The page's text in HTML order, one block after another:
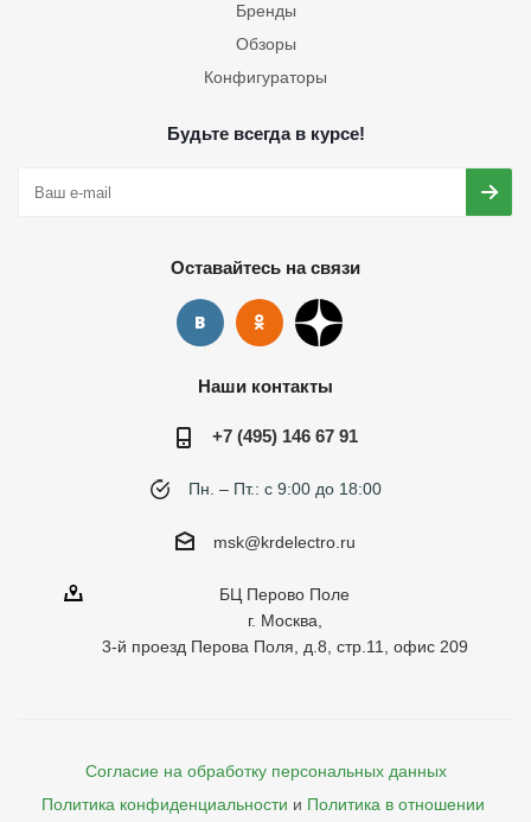
Бренды
Обзоры
Конфигураторы
Будьте всегда в курсе!
Оставайтесь на связи
Наши контакты
+7 (495) 146 67 91
Пн. – Пт.: с 9:00 до 18:00
msk@krdelectro.ru
БЦ Перово Поле
г. Москва,
3-й проезд Перова Поля, д.8, стр.11, офис 209
Согласие на обработку персональных данных
Политика конфиденциальности и Политика в отношении